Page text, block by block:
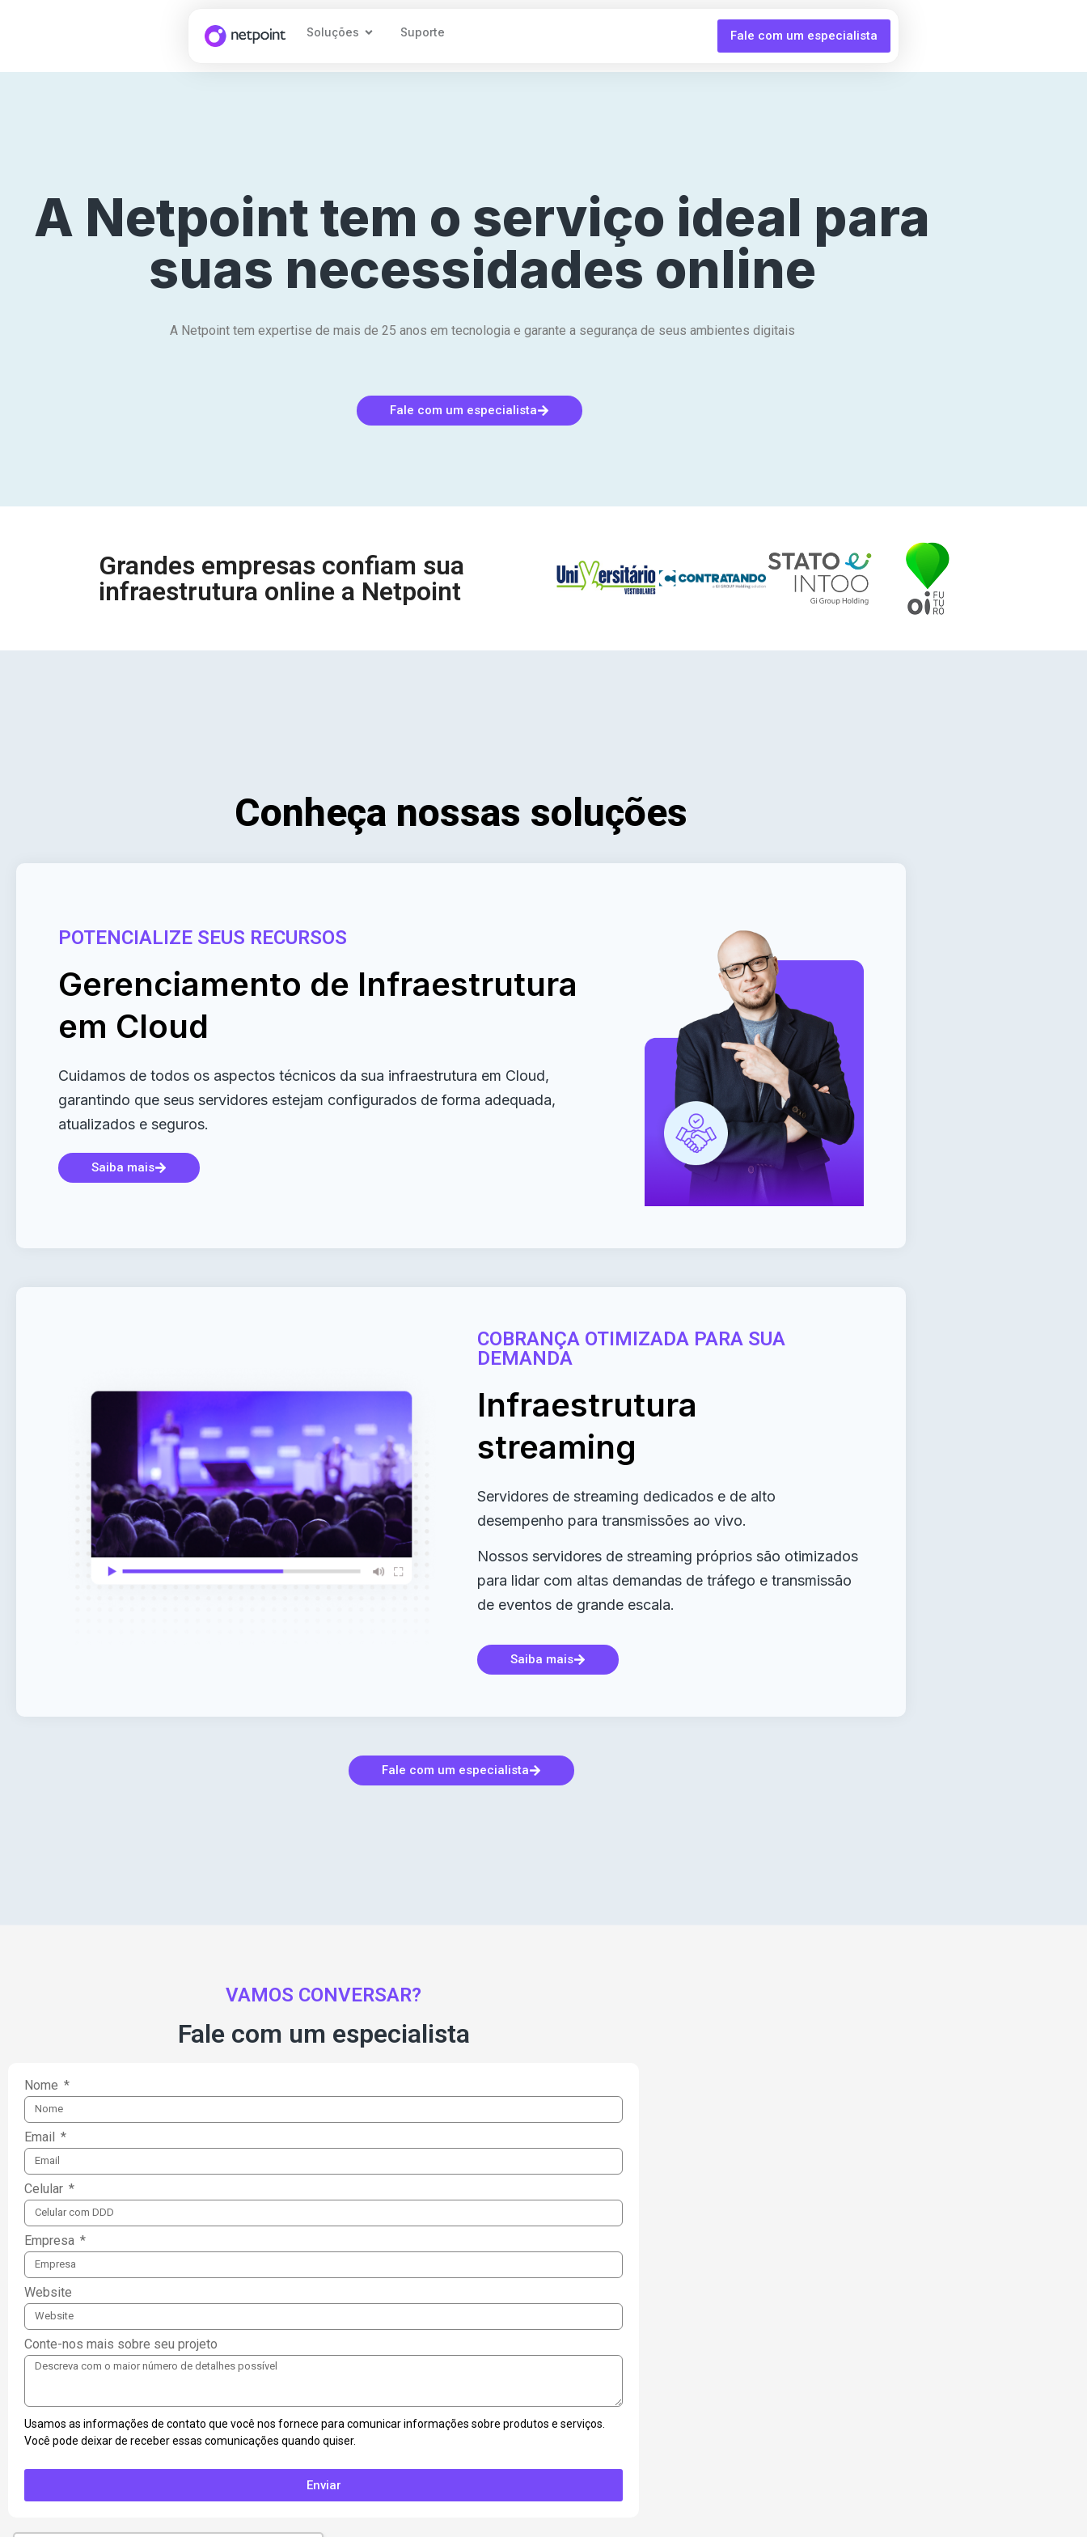
Soluções Suporte Fale com um especialista
A Netpoint tem o serviço ideal para
suas necessidades online
A Netpoint tem expertise de mais de 25 anos em tecnologia e garante a segurança de seus ambientes digitais
Fale com um especialista
Grandes empresas confiam sua
infraestrutura online a Netpoint
Conheça nossas soluções
POTENCIALIZE SEUS RECURSOS
Gerenciamento de Infraestrutura
em Cloud
Cuidamos de todos os aspectos técnicos da sua infraestrutura em Cloud,
garantindo que seus servidores estejam configurados de forma adequada,
atualizados e seguros.
Saiba mais
COBRANÇA OTIMIZADA PARA SUA
DEMANDA
Infraestrutura
streaming
Servidores de streaming dedicados e de alto
desempenho para transmissões ao vivo.
Nossos servidores de streaming próprios são otimizados
para lidar com altas demandas de tráfego e transmissão
de eventos de grande escala.
Saiba mais
Fale com um especialista
VAMOS CONVERSAR?
Fale com um especialista
Nome
Email
Celular
Empresa
Website
Conte-nos mais sobre seu projeto
Usamos as informações de contato que você nos fornece para comunicar informações sobre produtos e serviços.
Você pode deixar de receber essas comunicações quando quiser.
Enviar